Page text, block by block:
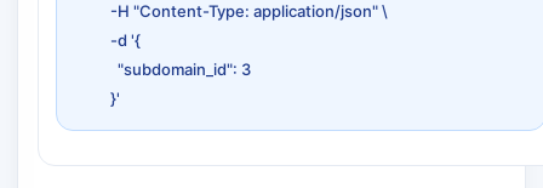
-H "Content-Type: application/json" \
-d '{
"subdomain_id": 3
}'